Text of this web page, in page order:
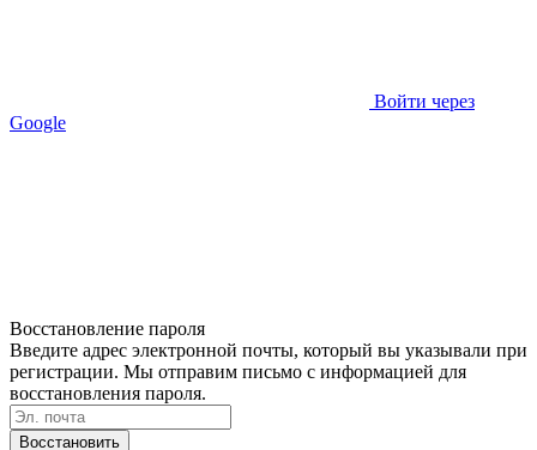
Войти через
Google
Восстановление пароля
Введите адрес электронной почты, который вы указывали при
регистрации. Мы отправим письмо с информацией для
восстановления пароля.
Восстановить